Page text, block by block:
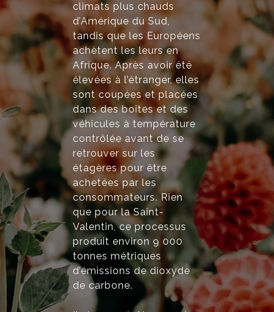
climats plus chauds
d’Amérique du Sud,
tandis que les Européens
achètent les leurs en
Afrique. Après avoir été
élevées à l’étranger, elles
sont coupées et placées
dans des boîtes et des
véhicules à température
contrôlée avant de se
retrouver sur les
étagères pour être
achetées par les
consommateurs. Rien
que pour la Saint-
Valentin, ce processus
produit environ 9 000
tonnes métriques
d’émissions de dioxyde
de carbone.